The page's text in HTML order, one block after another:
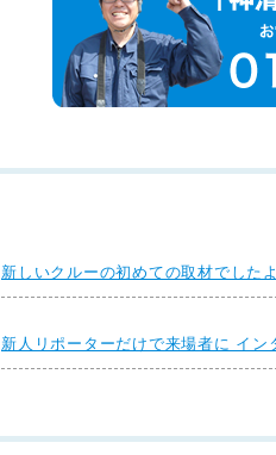
新しいクルーの初めての取材でしたよ
新人リポーターだけで来場者に イン